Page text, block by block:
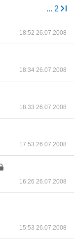
... 2
18:52 26.07.2008
18:34 26.07.2008
18:33 26.07.2008
17:53 26.07.2008
16:26 26.07.2008
15:53 26.07.2008